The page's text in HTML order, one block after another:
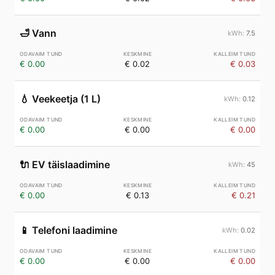
🛁 Vann 7.5
€ 0.00 € 0.02 € 0.03
💧 Veekeetja (1 L) 0.12
€ 0.00 € 0.00 € 0.00
🔌 EV täislaadimine 45
€ 0.00 € 0.13 € 0.21
📱 Telefoni laadimine 0.02
€ 0.00 € 0.00 € 0.00